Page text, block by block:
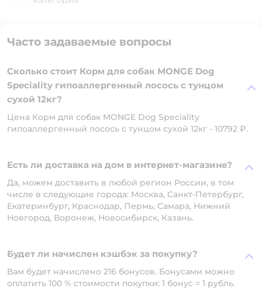
Часто задаваемые вопросы
Сколько стоит Корм для собак MONGE Dog
Speciality гипоаллергенный лосось с тунцом
сухой 12кг?
Цена Корм для собак MONGE Dog Speciality
гипоаллергенный лосось с тунцом сухой 12кг - 10792 ₽.
Есть ли доставка на дом в интернет-магазине?
Да, можем доставить в любой регион России, в том
числе в следующие города: Москва, Санкт-Петербург,
Екатеринбург, Краснодар, Пермь, Самара, Нижний
Новгород, Воронеж, Новосибирск, Казань.
Будет ли начислен кэшбэк за покупку?
Вам будет начислено 216 бонусов. Бонусами можно
оплатить 100 % стоимости покупки: 1 бонус = 1 рубль.